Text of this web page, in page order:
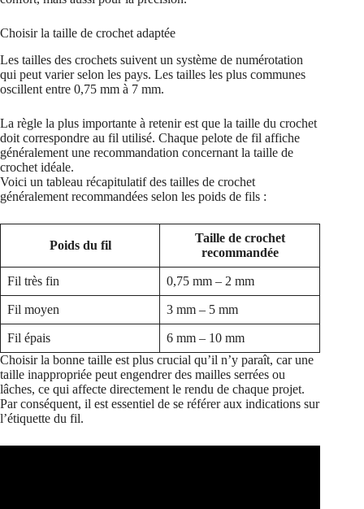
Choisir la taille de crochet adaptée
Les tailles des crochets suivent un système de numérotation
qui peut varier selon les pays. Les tailles les plus communes
oscillent entre 0,75 mm à 7 mm.
La règle la plus importante à retenir est que la taille du crochet
doit correspondre au fil utilisé. Chaque pelote de fil affiche
généralement une recommandation concernant la taille de
crochet idéale.
Voici un tableau récapitulatif des tailles de crochet
généralement recommandées selon les poids de fils :
Poids du fil
Taille de crochet
recommandée
Fil très fin 0,75 mm – 2 mm
Fil moyen 3 mm – 5 mm
Fil épais
6 mm – 10 mm
Choisir la bonne taille est plus crucial qu’il n’y paraît, car une
taille inappropriée peut engendrer des mailles serrées ou
lâches, ce qui affecte directement le rendu de chaque projet.
Par conséquent, il est essentiel de se référer aux indications sur
l’étiquette du fil.